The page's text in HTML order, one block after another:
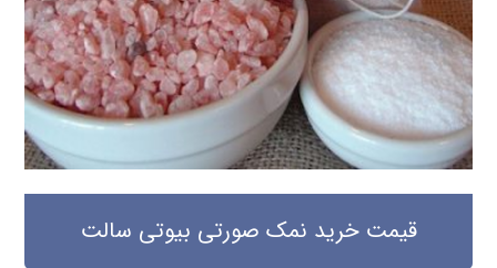
قیمت خرید نمک صورتی بیوتی سالت